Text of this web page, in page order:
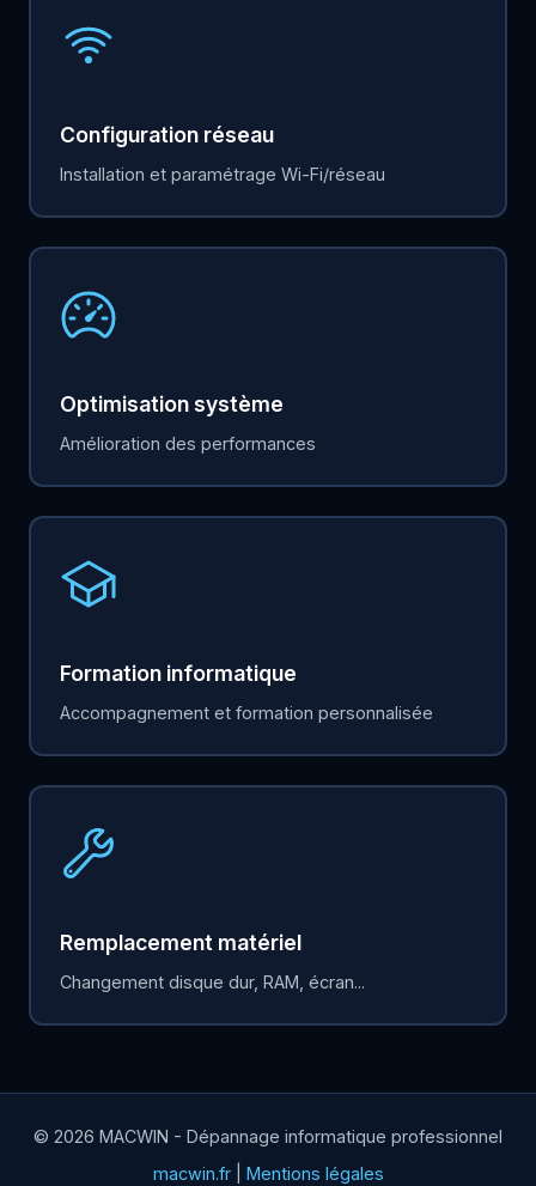
Configuration réseau
Installation et paramétrage Wi-Fi/réseau
Optimisation système
Amélioration des performances
Formation informatique
Accompagnement et formation personnalisée
Remplacement matériel
Changement disque dur, RAM, écran...
© 2026 MACWIN - Dépannage informatique professionnel
macwin.fr| Mentions légales